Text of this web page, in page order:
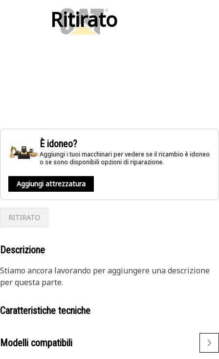
Ritirato
È idoneo?
Aggiungi i tuoi macchinari per vedere se il ricambio è idoneo
o se sono disponibili opzioni di riparazione.
Aggiungi attrezzatura
RITIRATO
Descrizione
Stiamo ancora lavorando per aggiungere una descrizione
per questa parte.
Caratteristiche tecniche
Modelli compatibili